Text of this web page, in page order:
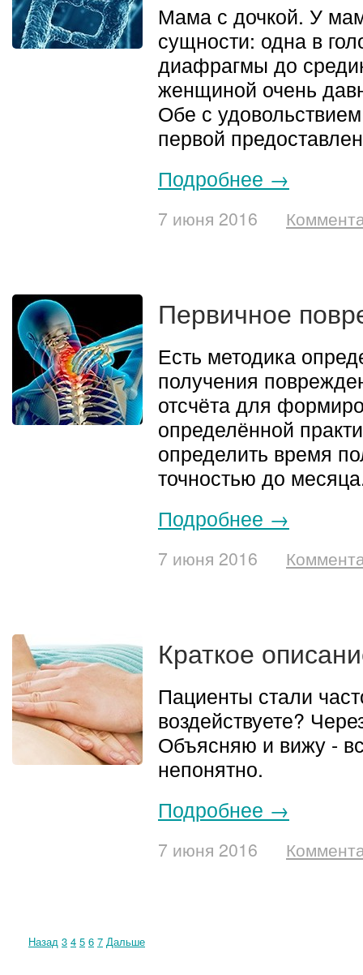
Мама с дочкой. У
сущности: одна в
диафрагмы до
женщиной очень
Обе с
первой
Подробнее →
7 июня 2016
Первичное
Есть методика
получения
отсчёта для
определённой
определить время
точностью до
Подробнее →
7 июня 2016
Краткое
Пациенты стали
воздействуете?
Объясняю и вижу -
непонятно.
Подробнее →
7 июня 2016
Назад 3 4 5 6 7 Дальше